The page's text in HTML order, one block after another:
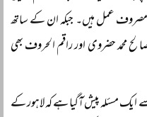
عمل ہیں۔ جبکہ ان کے ساتھ
محمد حضروی اور راقم الحروف بھی
مسئلہ پیش آگیا ہے کہ لاہور کے